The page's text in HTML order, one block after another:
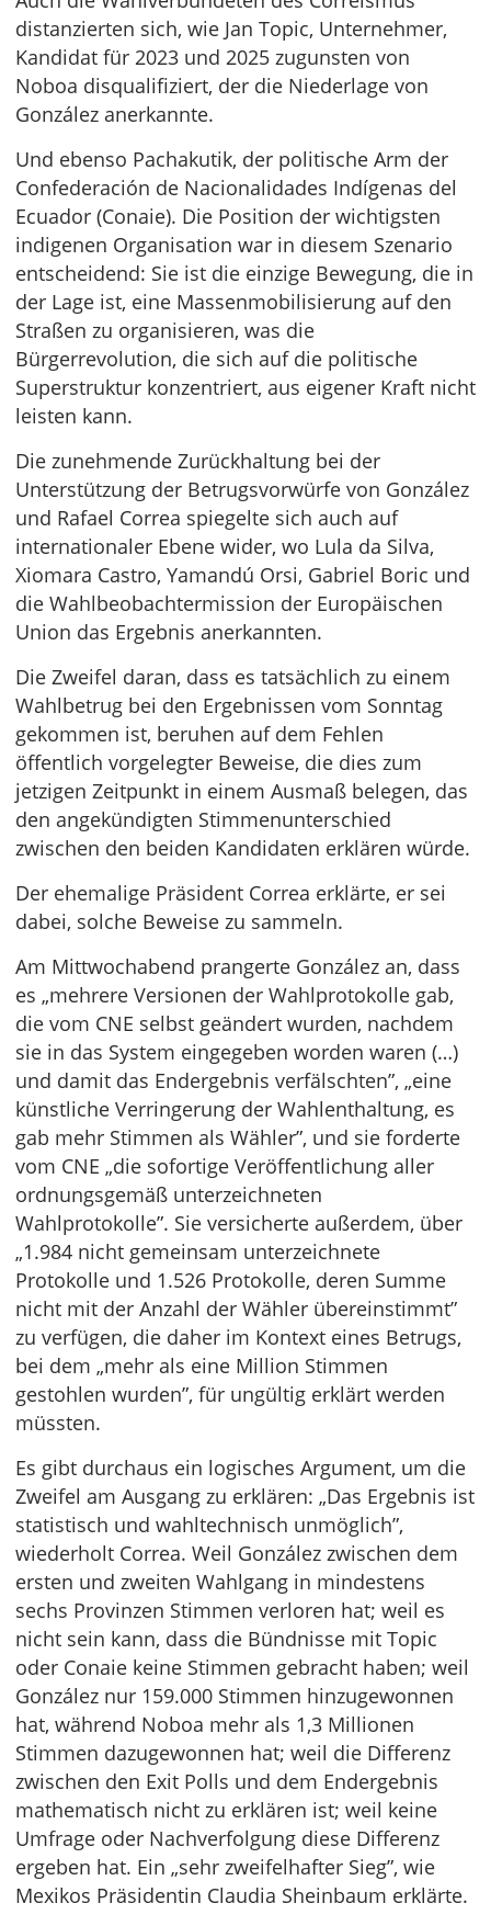
distanzierten sich, wie Jan Topic, Unternehmer,
Kandidat für 2023 und 2025 zugunsten von
Noboa disqualifiziert, der die Niederlage von
González anerkannte.
Und ebenso Pachakutik, der politische Arm der
Confederación de Nacionalidades Indígenas del
Ecuador (Conaie). Die Position der wichtigsten
indigenen Organisation war in diesem Szenario
entscheidend: Sie ist die einzige Bewegung, die in
der Lage ist, eine Massenmobilisierung auf den
Straßen zu organisieren, was die
Bürgerrevolution, die sich auf die politische
Superstruktur konzentriert, aus eigener Kraft nicht
leisten kann.
Die zunehmende Zurückhaltung bei der
Unterstützung der Betrugsvorwürfe von González
und Rafael Correa spiegelte sich auch auf
internationaler Ebene wider, wo Lula da Silva,
Xiomara Castro, Yamandú Orsi, Gabriel Boric und
die Wahlbeobachtermission der Europäischen
Union das Ergebnis anerkannten.
Die Zweifel daran, dass es tatsächlich zu einem
Wahlbetrug bei den Ergebnissen vom Sonntag
gekommen ist, beruhen auf dem Fehlen
öffentlich vorgelegter Beweise, die dies zum
jetzigen Zeitpunkt in einem Ausmaß belegen, das
den angekündigten Stimmenunterschied
zwischen den beiden Kandidaten erklären würde.
Der ehemalige Präsident Correa erklärte, er sei
dabei, solche Beweise zu sammeln.
Am Mittwochabend prangerte González an, dass
es „mehrere Versionen der Wahlprotokolle gab,
die vom CNE selbst geändert wurden, nachdem
sie in das System eingegeben worden waren (…)
und damit das Endergebnis verfälschten”, „eine
künstliche Verringerung der Wahlenthaltung, es
gab mehr Stimmen als Wähler”, und sie forderte
vom CNE „die sofortige Veröffentlichung aller
ordnungsgemäß unterzeichneten
Wahlprotokolle”. Sie versicherte außerdem, über
„1.984 nicht gemeinsam unterzeichnete
Protokolle und 1.526 Protokolle, deren Summe
nicht mit der Anzahl der Wähler übereinstimmt”
zu verfügen, die daher im Kontext eines Betrugs,
bei dem „mehr als eine Million Stimmen
gestohlen wurden”, für ungültig erklärt werden
müssten.
Es gibt durchaus ein logisches Argument, um die
Zweifel am Ausgang zu erklären: „Das Ergebnis ist
statistisch und wahltechnisch unmöglich”,
wiederholt Correa. Weil González zwischen dem
ersten und zweiten Wahlgang in mindestens
sechs Provinzen Stimmen verloren hat; weil es
nicht sein kann, dass die Bündnisse mit Topic
oder Conaie keine Stimmen gebracht haben; weil
González nur 159.000 Stimmen hinzugewonnen
hat, während Noboa mehr als 1,3 Millionen
Stimmen dazugewonnen hat; weil die Differenz
zwischen den Exit Polls und dem Endergebnis
mathematisch nicht zu erklären ist; weil keine
Umfrage oder Nachverfolgung diese Differenz
ergeben hat. Ein „sehr zweifelhafter Sieg”, wie
Mexikos Präsidentin Claudia Sheinbaum erklärte.